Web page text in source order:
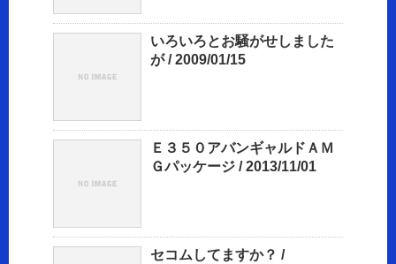
いろいろとお騒がせしました
が / 2009/01/15
Ｅ３５０アバンギャルドＡＭ
Ｇパッケージ / 2013/11/01
セコムしてますか？ /